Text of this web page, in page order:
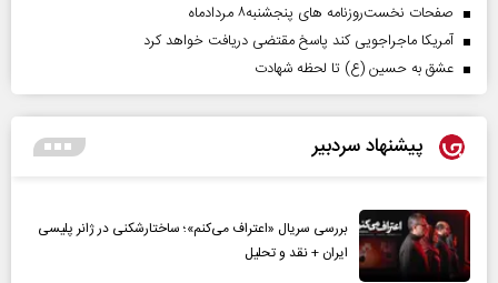
صفحات نخست‌روزنامه ها‌ی پنجشنبه‌۸ مردادماه
آمریکا ماجراجویی کند پاسخ مقتضی دریافت خواهد کرد
عشق به حسین (ع) تا لحظه شهادت
پیشنهاد سردبیر
بررسی سریال «اعتراف می‌کنم»؛ ساختارشکنی در ژانر پلیسی
ایران + نقد و تحلیل